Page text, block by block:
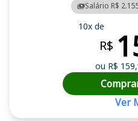
Salário R$
10x de
R$
ou R$
Ver